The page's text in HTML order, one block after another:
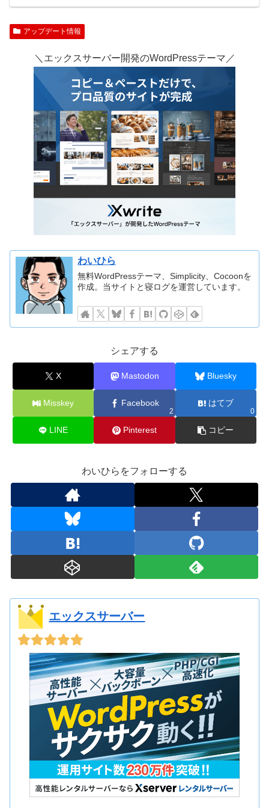
アップデート情報
＼エックスサーバー開発のWordPressテーマ／
わいひら
無料WordPressテーマ、Simplicity、Cocoonを
作成。当サイトと寝ログを運営しています。
シェアする
X Mastodon Bluesky
Misskey Facebook
2
はてブ
0
LINE Pinterest コピー
わいひらをフォローする
エックスサーバー